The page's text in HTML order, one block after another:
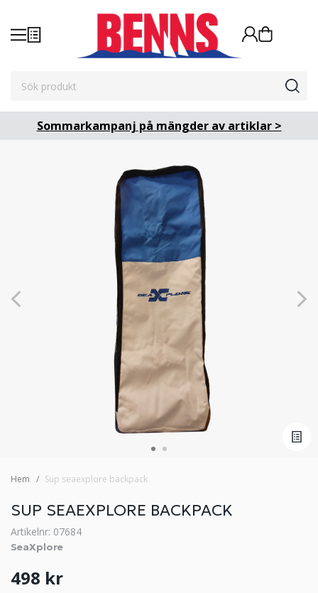
Sommarkampanj på mängder av artiklar >
Hem Sup seaexplore backpack
SUP SEAEXPLORE BACKPACK
Artikelnr: 07684
SeaXplore
498 kr